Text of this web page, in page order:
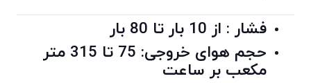
فشار : از 10 بار تا 80 بار
حجم هوای خروجی: 75 تا 315 متر
مکعب بر ساعت